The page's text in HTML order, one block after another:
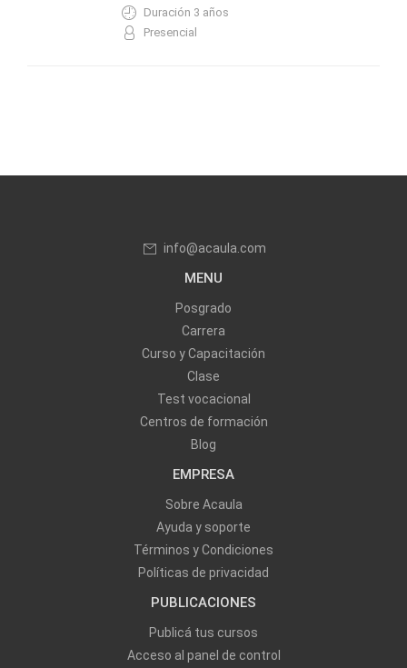
Duración 3 años
Presencial
info@acaula.com
MENU
Posgrado
Carrera
Curso y Capacitación
Clase
Test vocacional
Centros de formación
Blog
EMPRESA
Sobre Acaula
Ayuda y soporte
Términos y Condiciones
Políticas de privacidad
PUBLICACIONES
Publicá tus cursos
Acceso al panel de control